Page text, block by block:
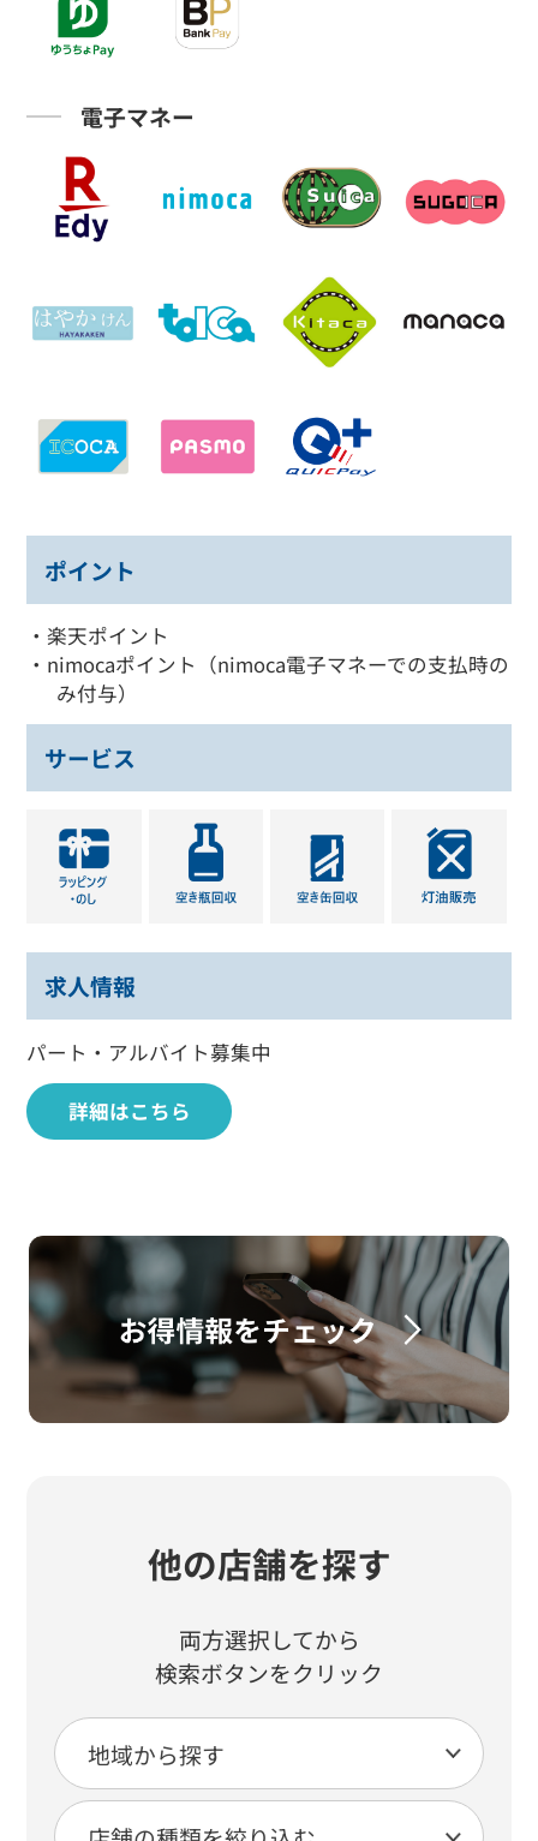
電子マネー
ポイント
・楽天ポイント
・nimocaポイント（nimoca電子マネーでの支払時の
み付与）
サービス
求人情報
パート・アルバイト募集中
詳細はこちら
他の店舗を探す
両方選択してから
検索ボタンをクリック